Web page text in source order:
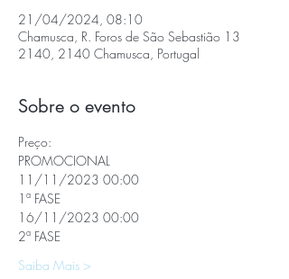
21/04/2024, 08:10
Chamusca, R. Foros de São Sebastião 13
2140, 2140 Chamusca, Portugal
Sobre o evento
Preço:
PROMOCIONAL
11/11/2023 00:00
1ª FASE
16/11/2023 00:00
2ª FASE
Saiba Mais >